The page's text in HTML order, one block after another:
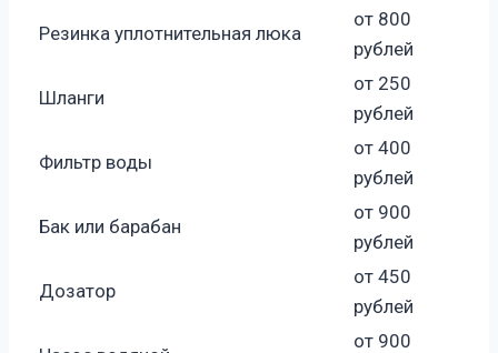
Резинка уплотнительная люка
от 800
рублей
Шланги
от 250
рублей
Фильтр воды
от 400
рублей
Бак или барабан
от 900
рублей
Дозатор
от 450
рублей
от 900